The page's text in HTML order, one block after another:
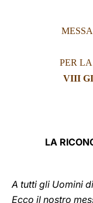
PER
VIII
LA
A tutti gli Uomini
Ecco il nostro